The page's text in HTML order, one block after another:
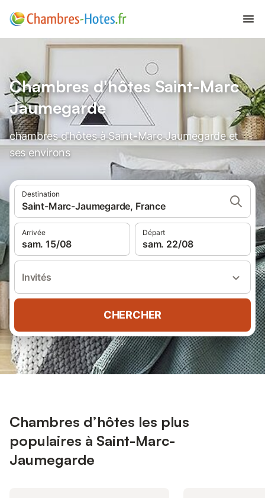
Chambres d'hôtes Saint-Marc
Jaumegarde
chambres d'hôtes à Saint-Marc Jaumegarde et
ses environs
Destination
Saint-Marc-Jaumegarde, France
Arrivée
sam. 15/08
Départ
sam. 22/08
Invités
CHERCHER
Chambres d’hôtes les plus
populaires à Saint-Marc-
Jaumegarde